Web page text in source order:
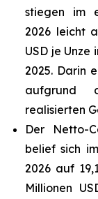
stiegen im
2026 leicht
USD je
2025. Darin
aufgrund
realisierten
Der Netto-
belief sich
2026 auf
Millionen